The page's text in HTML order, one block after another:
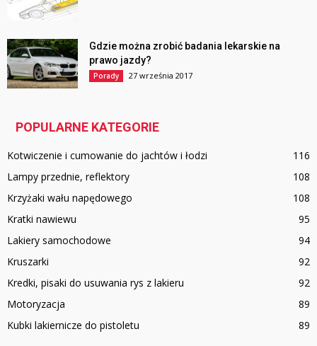
Gdzie można zrobić badania lekarskie na
prawo jazdy?
Porady 27 września 2017
POPULARNE KATEGORIE
Kotwiczenie i cumowanie do jachtów i łodzi
116
Lampy przednie, reflektory
108
Krzyżaki wału napędowego
108
Kratki nawiewu
95
Lakiery samochodowe
94
Kruszarki
92
Kredki, pisaki do usuwania rys z lakieru
92
Motoryzacja
89
Kubki lakiernicze do pistoletu
89